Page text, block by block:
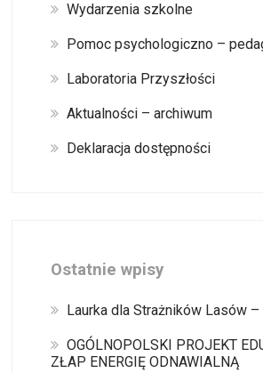
Wydarzenia szkolne
Pomoc psychologiczno –
Laboratoria Przyszłości
Aktualności – archiwum
Deklaracja dostępności
Ostatnie wpisy
Laurka dla Strażników Lasów –
OGÓLNOPOLSKI PROJEKT
ZŁAP ENERGIĘ ODNAWIALNĄ